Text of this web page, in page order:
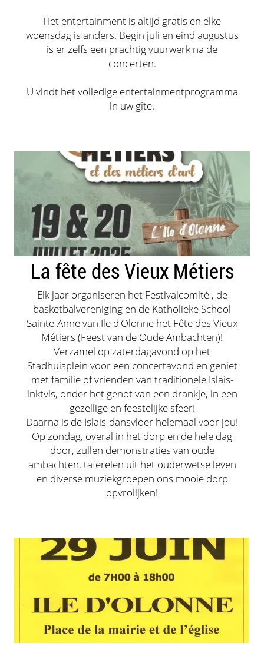
Het entertainment is altijd gratis en elke
woensdag is anders. Begin juli en eind augustus
is er zelfs een prachtig vuurwerk na de
concerten.
U vindt het volledige entertainmentprogramma
in uw gîte.
La fête des Vieux Métiers
Elk jaar organiseren het Festivalcomité , de
basketbalvereniging en de Katholieke School
Sainte-Anne van Ile d'Olonne het Fête des Vieux
Métiers (Feest van de Oude Ambachten)!
Verzamel op zaterdagavond op het
Stadhuisplein voor een concertavond en geniet
met familie of vrienden van traditionele Islais-
inktvis, onder het genot van een drankje, in een
gezellige en feestelijke sfeer!
Daarna is de Islais-dansvloer helemaal voor jou!
Op zondag, overal in het dorp en de hele dag
door, zullen demonstraties van oude
ambachten, taferelen uit het ouderwetse leven
en diverse muziekgroepen ons mooie dorp
opvrolijken!